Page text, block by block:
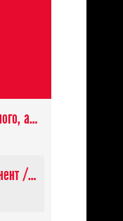
Кемпінґ на одного, але удвох / Futari Solo Camp
Бойовий континент / Douluo Dalu